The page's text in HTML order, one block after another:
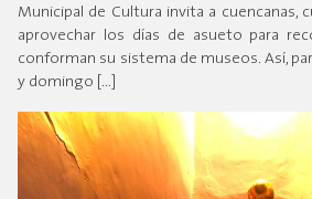
Municipal de Cultura invita a cuencanas,
aprovechar los días de asueto para
conforman su sistema de museos. Así,
y domingo […]